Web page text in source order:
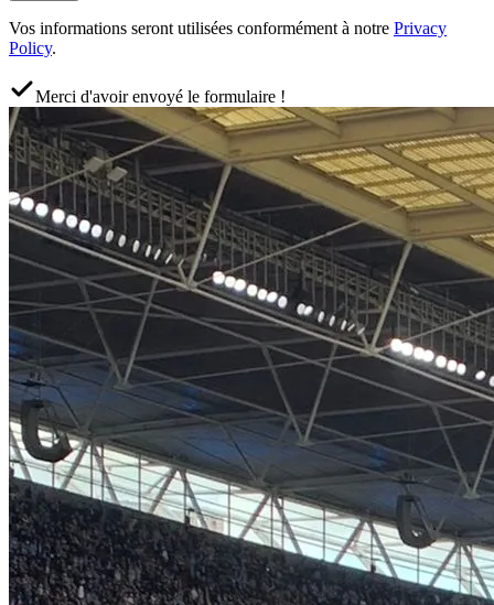
Vos informations seront utilisées conformément à notre Privacy
Policy.
Merci d'avoir envoyé le formulaire !